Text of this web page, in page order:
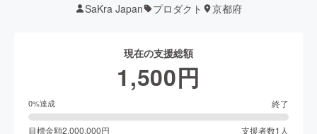
SaKra Japan プロダクト 京都府
現在の支援総額
1,500円
0%達成 終了
目標金額2,000,000円 支援者数1 人